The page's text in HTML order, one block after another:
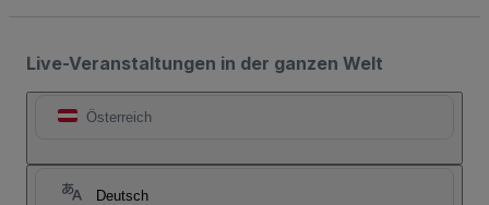
Live-Veranstaltungen in der ganzen Welt
Österreich
Deutsch